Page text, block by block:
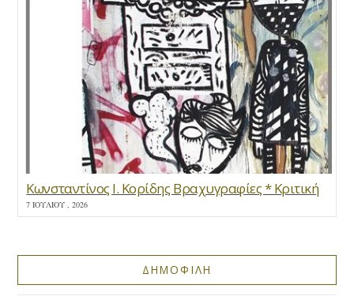
Κωνσταντίνος Ι. Κορίδης Βραχυγραφίες * Κριτική
7 ΙΟΥΛΊΟΥ , 2026
ΔΗΜΟΦΙΛΗ